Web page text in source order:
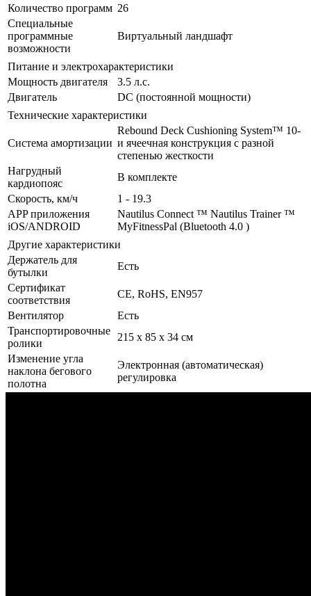
Количество программ 26
Специальные
программные
возможности
Виртуальный ландшафт
Питание и электрохарактеристики
Мощность двигателя
3.5 л.с.
Двигатель
DC (постоянной мощности)
Технические характеристики
Система амортизации
Rebound Deck Cushioning System™ 10-
и ячеечная конструкция с разной
степенью жесткости
Нагрудный
кардиопояс
В комплекте
Скорость, км/ч
1 - 19.3
APP приложения
iOS/ANDROID
Nautilus Connect ™ Nautilus Trainer ™
MyFitnessPal (Bluetooth 4.0 )
Другие характеристики
Держатель для
бутылки
Есть
Сертификат
соответствия
CE, RoHS, EN957
Вентилятор
Есть
Транспортировочные
ролики
215 х 85 х 34 см
Изменение угла
наклона бегового
полотна
Электронная (автоматическая)
регулировка